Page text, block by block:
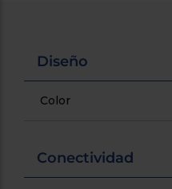
Diseño
Color
Conectividad